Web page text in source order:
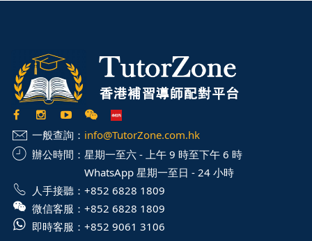
一般查詢： info@TutorZone.com.hk
辦公時間： 星期一至六 - 上午 9 時至下午 6 時
WhatsApp 星期一至日 - 24 小時
人手接聽： +852 6828 1809
微信客服： +852 6828 1809
即時客服： +852 9061 3106